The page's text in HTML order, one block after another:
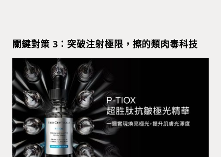
關鍵對策 3：突破注射極限，擦的類肉毒科技